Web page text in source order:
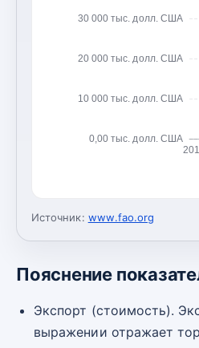
0,00 тыс. долл. США
10 000 тыс. долл. США
20 000 тыс. долл. США
30 000 тыс. долл. США
Источник: www.fao.org
Пояснение
Экспорт (стоимость).
выражении отражает